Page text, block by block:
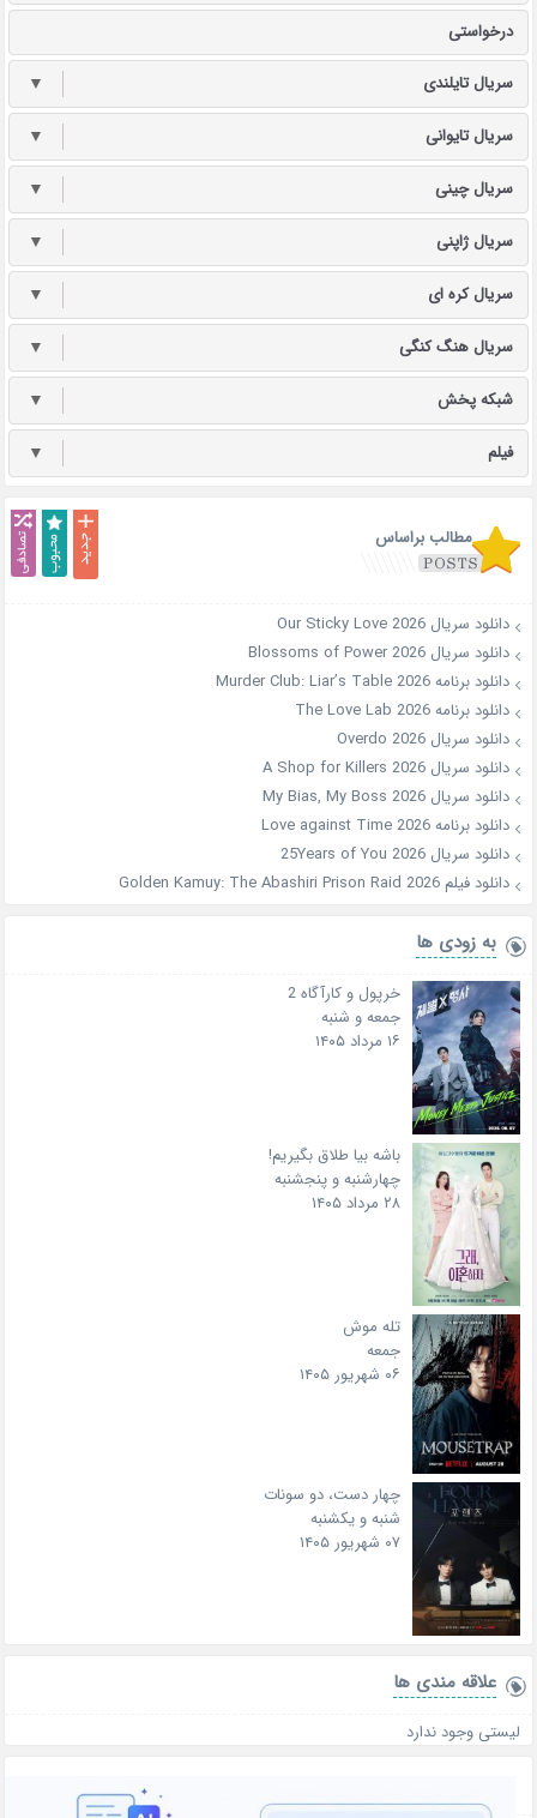
درخواستی
سریال تایلندی ▼
سریال تایوانی ▼
سریال چینی ▼
سریال ژاپنی ▼
سریال کره ای ▼
سریال هنگ کنگی ▼
شبکه پخش ▼
فیلم ▼
مطالب براساس
دانلود سریال Our Sticky Love 2026
دانلود سریال Blossoms of Power 2026
دانلود برنامه Murder Club: Liar’s Table 2026
دانلود برنامه The Love Lab 2026
دانلود سریال Overdo 2026
دانلود سریال A Shop for Killers 2026
دانلود سریال My Bias, My Boss 2026
دانلود برنامه Love against Time 2026
دانلود سریال 25Years of You 2026
دانلود فیلم Golden Kamuy: The Abashiri Prison Raid 2026
به زودی ها
خرپول و کارآگاه 2
جمعه و شنبه
۱۶ مرداد ۱۴۰۵
باشه بیا طلاق بگیریم!
چهارشنبه و پنجشنبه
۲۸ مرداد ۱۴۰۵
تله موش
جمعه
۰۶ شهریور ۱۴۰۵
چهار دست، دو سونات
شنبه و یکشنبه
۰۷ شهریور ۱۴۰۵
علاقه‌ مندی ها
لیستی وجود ندارد